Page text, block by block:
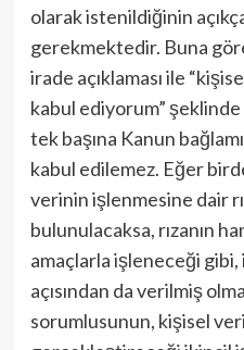
olarak istenildiğinin
gerekmektedir. Buna
irade açıklaması ile
kabul ediyorum” şeklinde
tek başına Kanun
kabul edilemez. Eğer
verinin işlenmesine dair
bulunulacaksa, rızanın
amaçlarla işleneceği gibi,
açısından da verilmiş
sorumlusunun, kişisel